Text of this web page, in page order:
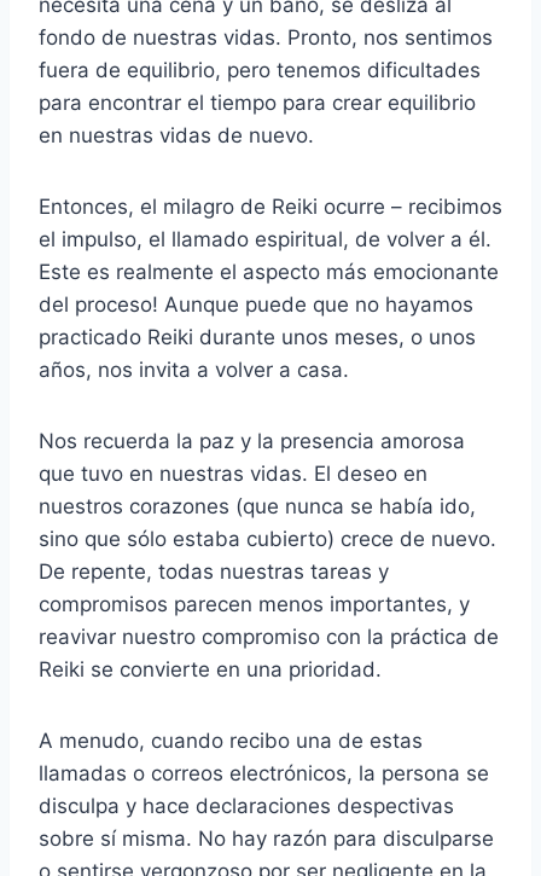
necesita una cena y un baño, se desliza al
fondo de nuestras vidas. Pronto, nos sentimos
fuera de equilibrio, pero tenemos dificultades
para encontrar el tiempo para crear equilibrio
en nuestras vidas de nuevo.
Entonces, el milagro de Reiki ocurre – recibimos
el impulso, el llamado espiritual, de volver a él.
Este es realmente el aspecto más emocionante
del proceso! Aunque puede que no hayamos
practicado Reiki durante unos meses, o unos
años, nos invita a volver a casa.
Nos recuerda la paz y la presencia amorosa
que tuvo en nuestras vidas. El deseo en
nuestros corazones (que nunca se había ido,
sino que sólo estaba cubierto) crece de nuevo.
De repente, todas nuestras tareas y
compromisos parecen menos importantes, y
reavivar nuestro compromiso con la práctica de
Reiki se convierte en una prioridad.
A menudo, cuando recibo una de estas
llamadas o correos electrónicos, la persona se
disculpa y hace declaraciones despectivas
sobre sí misma. No hay razón para disculparse